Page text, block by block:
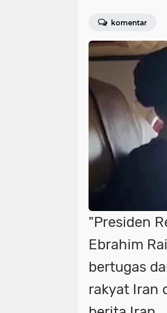
komentar
"Presiden
Ebrahim
bertugas
rakyat Iran